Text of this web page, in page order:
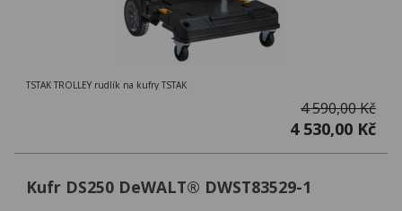
TSTAK TROLLEY rudlík na kufry TSTAK
4 590,00 Kč
4 530,00 Kč
Kufr DS250 DeWALT® DWST83529-1